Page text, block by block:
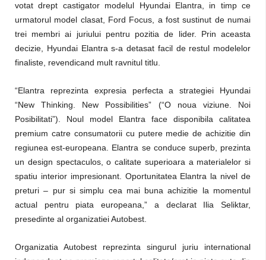
votat drept castigator modelul Hyundai Elantra, in timp ce
urmatorul model clasat, Ford Focus, a fost sustinut de numai
trei membri ai juriului pentru pozitia de lider. Prin aceasta
decizie, Hyundai Elantra s-a detasat facil de restul modelelor
finaliste, revendicand mult ravnitul titlu.
“Elantra reprezinta expresia perfecta a strategiei Hyundai
“New Thinking. New Possibilities” (“O noua viziune. Noi
Posibilitati”). Noul model Elantra face disponibila calitatea
premium catre consumatorii cu putere medie de achizitie din
regiunea est-europeana. Elantra se conduce superb, prezinta
un design spectaculos, o calitate superioara a materialelor si
spatiu interior impresionant. Oportunitatea Elantra la nivel de
preturi – pur si simplu cea mai buna achizitie la momentul
actual pentru piata europeana,” a declarat Ilia Seliktar,
presedinte al organizatiei Autobest.
Organizatia Autobest reprezinta singurul juriu international